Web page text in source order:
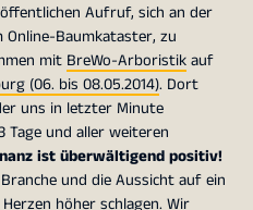
Aufruf, sich an der
Baumkataster, zu
mit BreWo-Arboristikauf
(06. bis 08.05.2014). Dort
uns in letzter Minute
Tage und aller weiteren
ist überwältigend positiv!
und die Aussicht auf ein
höher schlagen. Wir